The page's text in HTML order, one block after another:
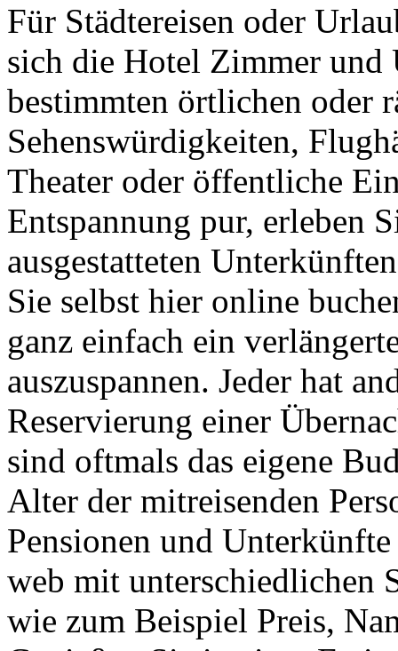
Für Städtereisen oder
sich die Hotel Zimmer und
bestimmten örtlichen oder
Sehenswürdigkeiten,
Theater oder öffentliche
Entspannung pur, erleben
ausgestatteten
Sie selbst hier online
ganz einfach ein
auszuspannen. Jeder hat
Reservierung einer
sind oftmals das eigene
Alter der mitreisenden
Pensionen und
web mit unterschiedlichen
wie zum Beispiel Preis,